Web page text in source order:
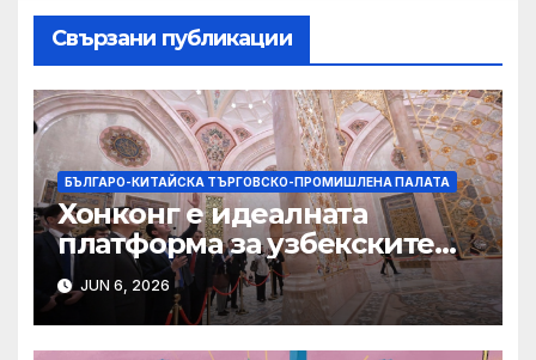
Свързани публикации
БЪЛГАРО-КИТАЙСКА ТЪРГОВСКО-ПРОМИШЛЕНА ПАЛАТА
Хонконг е идеалната
платформа за узбекските
фирми да разширят
крилата си в световен
мащаб, казва Джон Лий
JUN 6, 2026